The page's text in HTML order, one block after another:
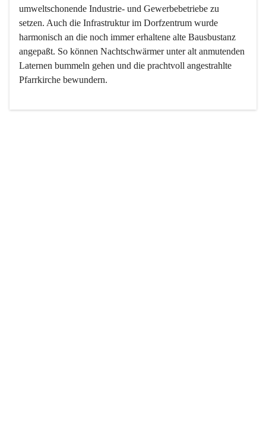
umweltschonende Industrie- und Gewerbebetriebe zu
setzen. Auch die Infrastruktur im Dorfzentrum wurde
harmonisch an die noch immer erhaltene alte Bausbustanz
angepaßt. So können Nachtschwärmer unter alt anmutenden
Laternen bummeln gehen und die prachtvoll angestrahlte
Pfarrkirche bewundern.
Der Weinbau dominert heute nicht mehr, ist aber integrativer